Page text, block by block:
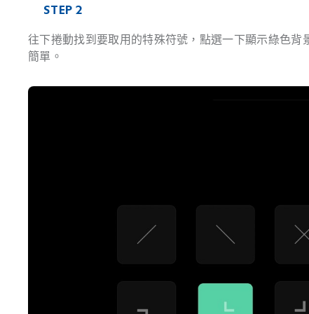
STEP 2
往下捲動找到要取用的特殊符號，點選一下顯示綠色
簡單。